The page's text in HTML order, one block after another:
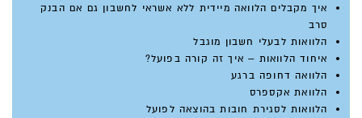
איך מקבלים הלוואה מיידית ללא אשראי לחשבון גם אם הבנק
סרב
הלוואות לבעלי חשבון מוגבל
איחוד הלוואות – איך זה קורה בפועל?
הלוואה דחופה ברגע
הלוואת אקספרס
הלוואות לסגירת חובות בהוצאה לפועל